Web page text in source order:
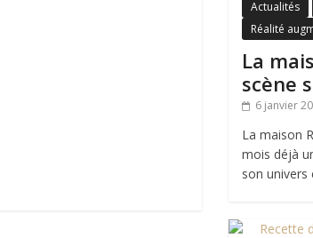
Actualités
Réalité
La
scène
6 janvier
La maison
mois déjà
son univers